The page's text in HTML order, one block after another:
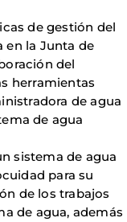
de gestión del
en la Junta de
del
herramientas
de agua
de agua
sistema de agua
para su
de los trabajos
de agua, además